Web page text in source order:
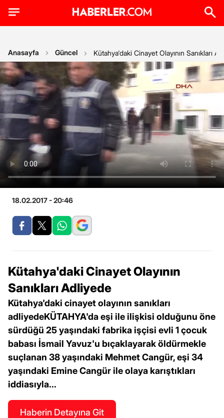
Anasayfa Güncel Kütahya'daki Cinayet Olayının Sanıkları
18.02.2017 - 20:46
Kütahya'daki Cinayet Olayının
Sanıkları Adliyede
Kütahya'daki cinayet olayının sanıkları
adliyedeKÜTAHYA'da eşi ile ilişkisi olduğunu öne
sürdüğü 25 yaşındaki fabrika işçisi evli 1 çocuk
babası İsmail Yavuz'u bıçaklayarak öldürmekle
suçlanan 38 yaşındaki Mehmet Cangür, eşi 34
yaşındaki Emine Cangür ile olaya karıştıkları
iddiasıyla...
Haberin Detayına Git